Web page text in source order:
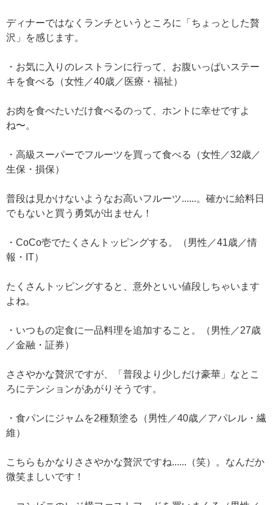
ディナーではなくランチというところに「ちょっとした贅
沢」を感じます。
・お気に入りのレストランに行って、お腹いっぱいステー
キを食べる（女性／40歳／医療・福祉）
お肉を食べたいだけ食べるのって、ホントに幸せですよ
ね〜。
・高級スーパーでフルーツを買って食べる（女性／32歳／
生保・損保）
普段は見かけないようなお高いフルーツ......。確かに給料日
でもないと買う勇気が出ません！
・CoCo壱でたくさんトッピングする。（男性／41歳／情
報・IT）
たくさんトッピングすると、意外といい値段しちゃいます
よね。
・いつもの定食に一品料理を追加すること。（男性／27歳
／金融・証券）
ささやかな贅沢ですが、「普段より少しだけ豪華」なとこ
ろにテンションがあがりそうです。
・食パンにジャムを2種類塗る（男性／40歳／アパレル・繊
維）
こちらもかなりささやかな贅沢ですね......（笑）。なんだか
微笑ましいです！